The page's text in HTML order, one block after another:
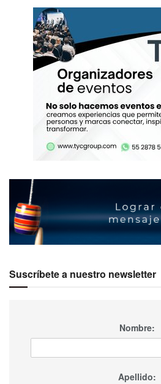
Suscríbete a nuestro newsletter
Nombre:
Apellido: